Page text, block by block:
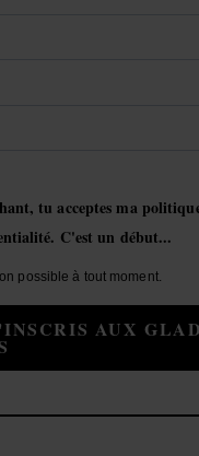
tu acceptes ma
C'est un début...
possible à tout moment.
AUX